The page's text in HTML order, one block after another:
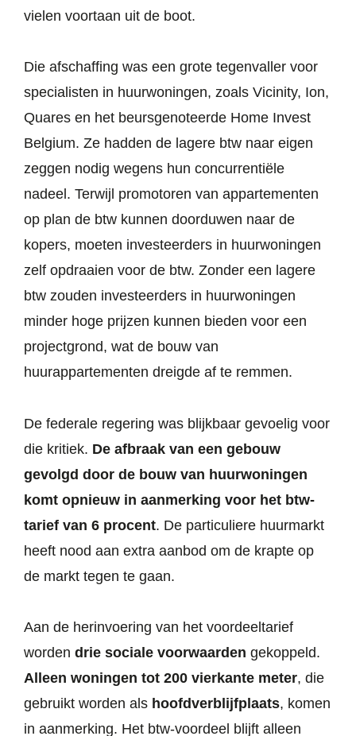
vielen voortaan uit de boot.
Die afschaffing was een grote tegenvaller voor
specialisten in huurwoningen, zoals Vicinity, Ion,
Quares en het beursgenoteerde Home Invest
Belgium. Ze hadden de lagere btw naar eigen
zeggen nodig wegens hun concurrentiële
nadeel. Terwijl promotoren van appartementen
op plan de btw kunnen doorduwen naar de
kopers, moeten investeerders in huurwoningen
zelf opdraaien voor de btw. Zonder een lagere
btw zouden investeerders in huurwoningen
minder hoge prijzen kunnen bieden voor een
projectgrond, wat de bouw van
huurappartementen dreigde af te remmen.
De federale regering was blijkbaar gevoelig voor
die kritiek. De afbraak van een gebouw
gevolgd door de bouw van huurwoningen
komt opnieuw in aanmerking voor het btw-
tarief van 6 procent. De particuliere huurmarkt
heeft nood aan extra aanbod om de krapte op
de markt tegen te gaan.
Aan de herinvoering van het voordeeltarief
worden drie sociale voorwaarden gekoppeld.
Alleen woningen tot 200 vierkante meter, die
gebruikt worden als hoofdverblijfplaats, komen
in aanmerking. Het btw-voordeel blijft alleen